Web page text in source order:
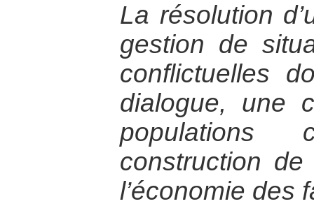
La résolution
gestion de
conflictuelles
dialogue, une
construction
l’économie des